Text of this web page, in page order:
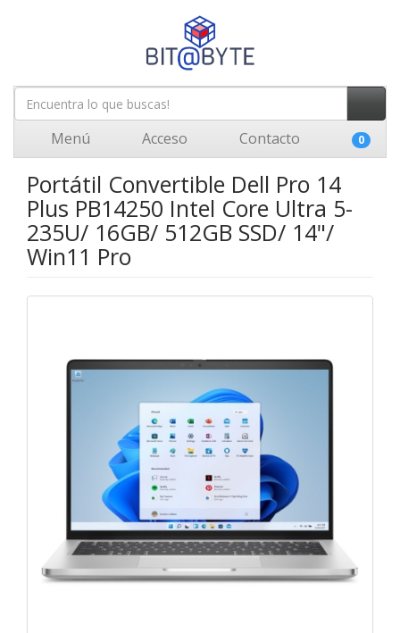
Menú Acceso Contacto 0
Portátil Convertible Dell Pro 14
Plus PB14250 Intel Core Ultra 5-
235U/ 16GB/ 512GB SSD/ 14"/
Win11 Pro